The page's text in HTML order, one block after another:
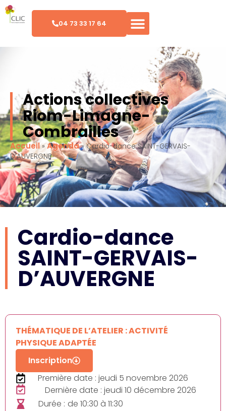
04 73 33 17 64
Actions collectives
Riom-Limagne-
Combrailles
Accueil»Agenda»Cardio-dance SAINT-GERVAIS-
D’AUVERGNE
Cardio-dance
SAINT-GERVAIS-
D’AUVERGNE
THÉMATIQUE DE L’ATELIER : ACTIVITÉ
PHYSIQUE ADAPTÉE
Inscription
Première date : jeudi 5 novembre 2026
Dernière date : jeudi 10 décembre 2026
Durée : de 10:30 à 11:30